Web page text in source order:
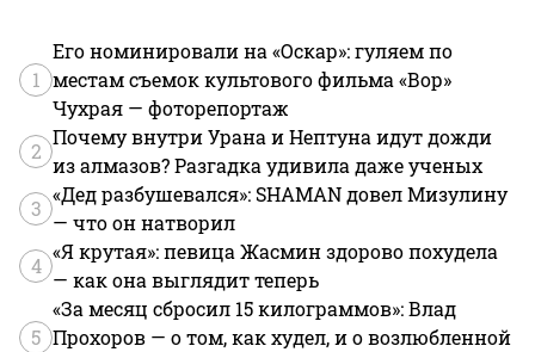
1
Его номинировали на «Оскар»: гуляем по
местам съемок культового фильма «Вор»
Чухрая — фоторепортаж
2
Почему внутри Урана и Нептуна идут дожди
из алмазов? Разгадка удивила даже ученых
3
«Дед разбушевался»: SHAMAN довел Мизулину
— что он натворил
4
«Я крутая»: певица Жасмин здорово похудела
— как она выглядит теперь
5
«За месяц сбросил 15 килограммов»: Влад
Прохоров — о том, как худел, и о возлюбленной